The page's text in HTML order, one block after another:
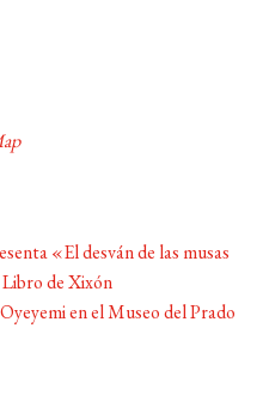
«El desván de las musas
de Xixón
en el Museo del Prado